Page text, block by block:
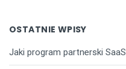
OSTATNIE WPISY
Jaki program partnerski